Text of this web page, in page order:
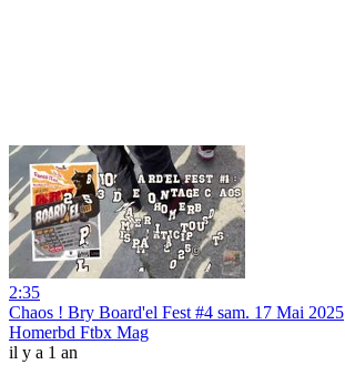
2:35
Chaos ! Bry Board'el Fest #4 sam. 17 Mai 2025
Homerbd Ftbx Mag
il y a 1 an